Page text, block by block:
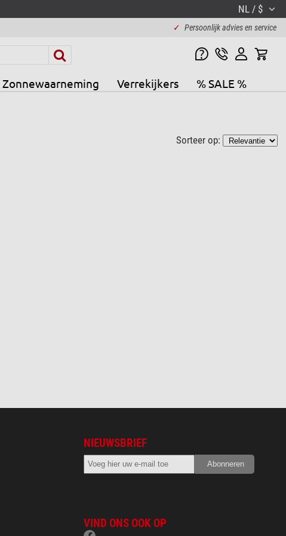
NL / $
✓ Persoonlijk advies en service
Zonnewaarneming Verrekijkers % SALE %
Sorteer op:
NIEUWSBRIEF
VIND ONS OOK OP